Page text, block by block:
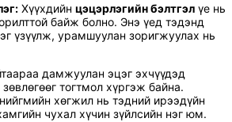
Хүүхдийн цэцэрлэгийн бэлтгэл үе нь
байж болно. Энэ үед тэдэнд
үзүүлж, урамшуулан зоригжуулах нь
дамжуулан эцэг эхчүүдэд
тогтмол хүргэж байна.
хөгжил нь тэдний ирээдүйн
чухал хүчин зүйлсийн нэг юм.